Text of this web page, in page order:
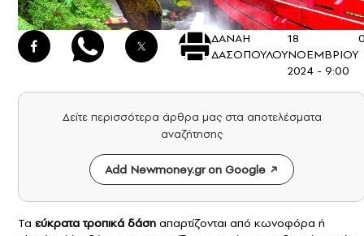
ΔΑΝΑΗ
ΔΑΣΟΠΟΥΛΟΥ
18
ΝΟΕΜΒΡΙΟΥ
2024 - 9:00
Δείτε περισσότερα άρθρα μας στα αποτελέσματα
αναζήτησης
Add Newmoney.gr on Google
Τα εύκρατατροπικά δάση απαρτίζονται από κωνοφόρα ή